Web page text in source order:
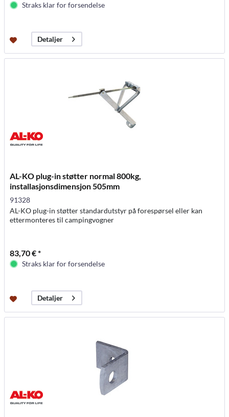
Straks klar for forsendelse
Detaljer
AL-KO plug-in støtter normal 800kg,
installasjonsdimensjon 505mm
91328
AL-KO plug-in støtter standardutstyr på forespørsel eller kan
ettermonteres til campingvogner
83,70 € *
Straks klar for forsendelse
Detaljer